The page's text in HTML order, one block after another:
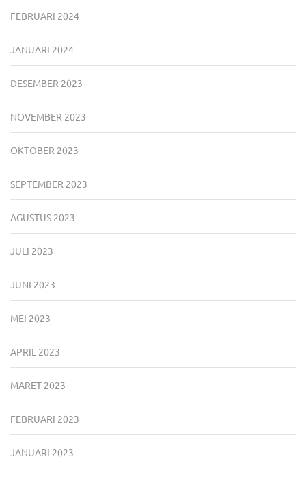
FEBRUARI 2024
JANUARI 2024
DESEMBER 2023
NOVEMBER 2023
OKTOBER 2023
SEPTEMBER 2023
AGUSTUS 2023
JULI 2023
JUNI 2023
MEI 2023
APRIL 2023
MARET 2023
FEBRUARI 2023
JANUARI 2023